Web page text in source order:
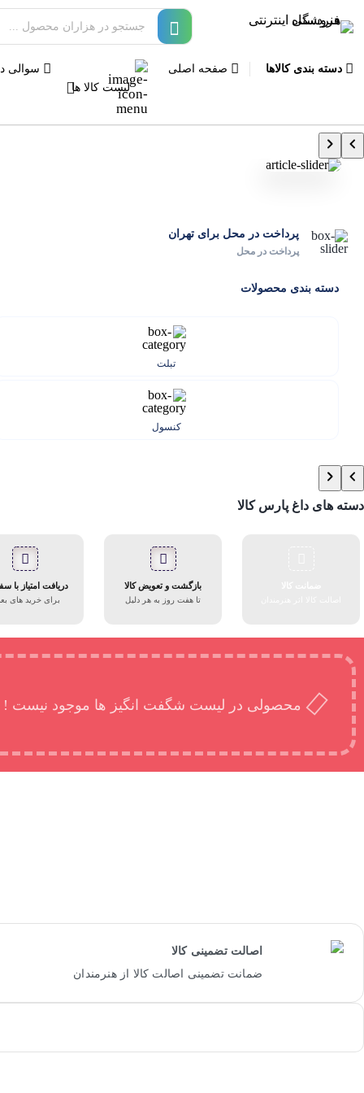
دسته بندی کالاها
صفحه اصلی
لیست کالا ها
سوالی
پرداخت در محل برای تهران
پرداخت در محل
دسته بندی محصولات
تبلت
کنسول
دسته های داغ پارس کالا
بازگشت و تعویض کالا
تا هفت روز به هر دلیل
دریافت امتیاز با
برای خرید های
محصولی در لیست شگفت انگیز ها موجود نیست !
اصالت تضمینی کالا
ضمانت تضمینی اصالت کالا از هنرمندان